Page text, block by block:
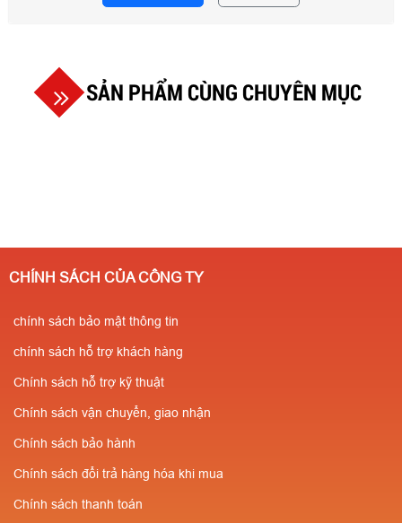
SẢN PHẨM CÙNG CHUYÊN MỤC
CHÍNH SÁCH CỦA CÔNG TY
chính sách bảo mật thông tin
chính sách hỗ trợ khách hàng
Chính sách hỗ trợ kỹ thuật
Chính sách vận chuyển, giao nhận
Chính sách bảo hành
Chính sách đổi trả hàng hóa khi mua
Chính sách thanh toán